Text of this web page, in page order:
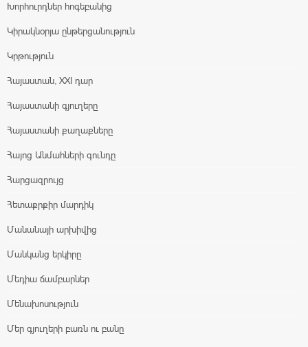
Խորհուրդներ հոգեբանից
Կիրակնօրյա ընթերցանություն
Կրթություն
Հայաստան, XXI դար
Հայաստանի գյուղերը
Հայաստանի քաղաքները
Հայոց Անմահների գունդը
Հարցազրույց
Հետաքրքիր մարդիկ
Մանանայի արխիվից
Մանկանց երկիրը
Մեդիա ճամբարներ
Մենախոսություն
Մեր գյուղերի բառն ու բանը